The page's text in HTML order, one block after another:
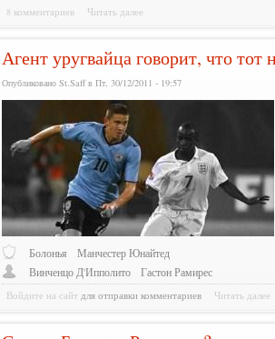
8 комментариев Читать далее
Агент уругвайца говорит, что тот
Опубликовано St.Saff в Пт, 30/12/2011 - 19:57
Болонья
Манчестер Юнайтед
Винченцо Д'Ипполито
Гастон Рамирес
Войдите на сайт для отправки комментариев Читать далее